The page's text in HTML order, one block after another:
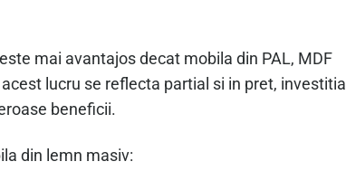
mai avantajos decat mobila din PAL, MDF
lucru se reflecta partial si in pret, investitia
beneficii.
din lemn masiv: